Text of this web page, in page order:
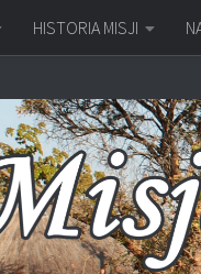
HISTORIA MISJI